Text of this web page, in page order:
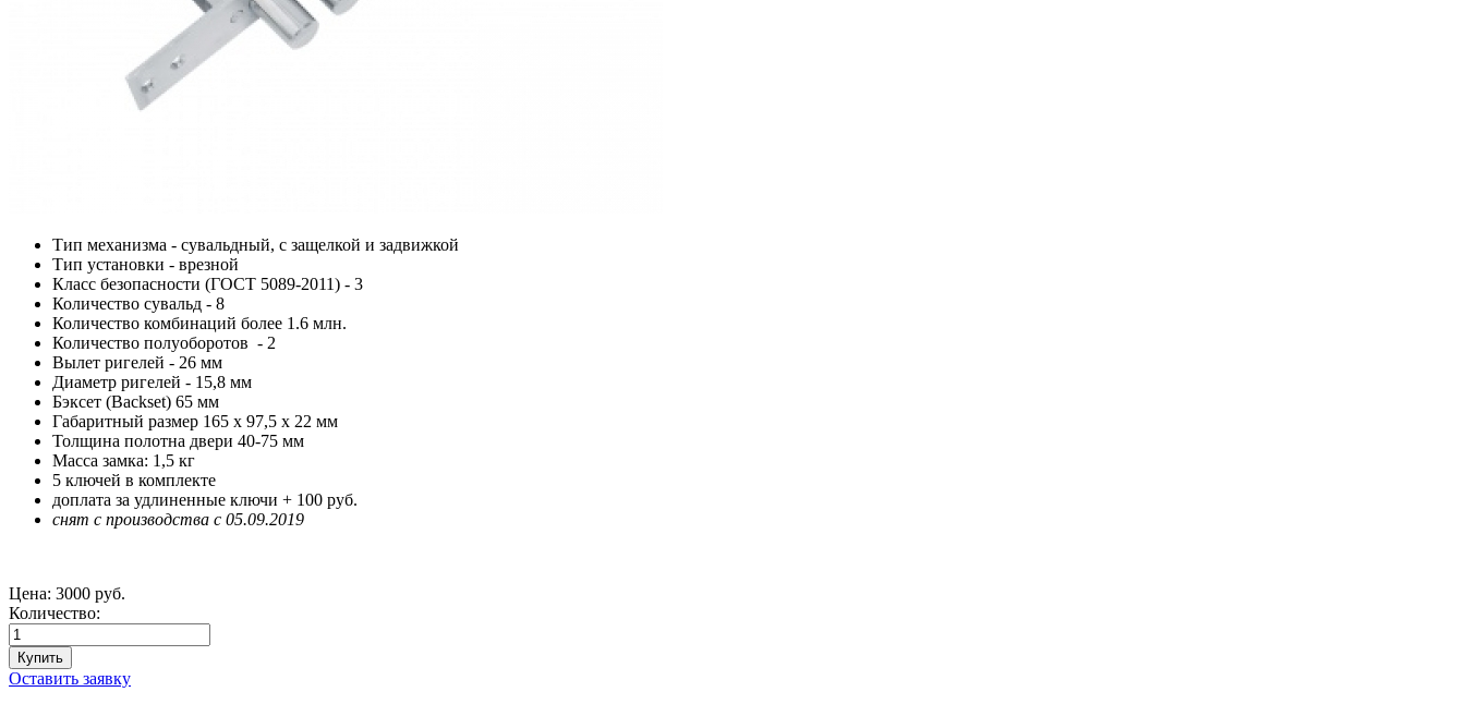
Тип механизма - сувальдный, с защелкой и задвижкой
Тип установки - врезной
Класс безопасности (ГОСТ 5089-2011) - 3
Количество сувальд - 8
Количество комбинаций более 1.6 млн.
Количество полуоборотов - 2
Вылет ригелей - 26 мм
Диаметр ригелей - 15,8 мм
Бэксет (Backset) 65 мм
Габаритный размер 165 х 97,5 х 22 мм
Толщина полотна двери 40-75 мм
Масса замка: 1,5 кг
5 ключей в комплекте
доплата за удлиненные ключи + 100 руб.
снят с производства с 05.09.2019
Цена: 3000 руб.
Количество:
Оставить заявку